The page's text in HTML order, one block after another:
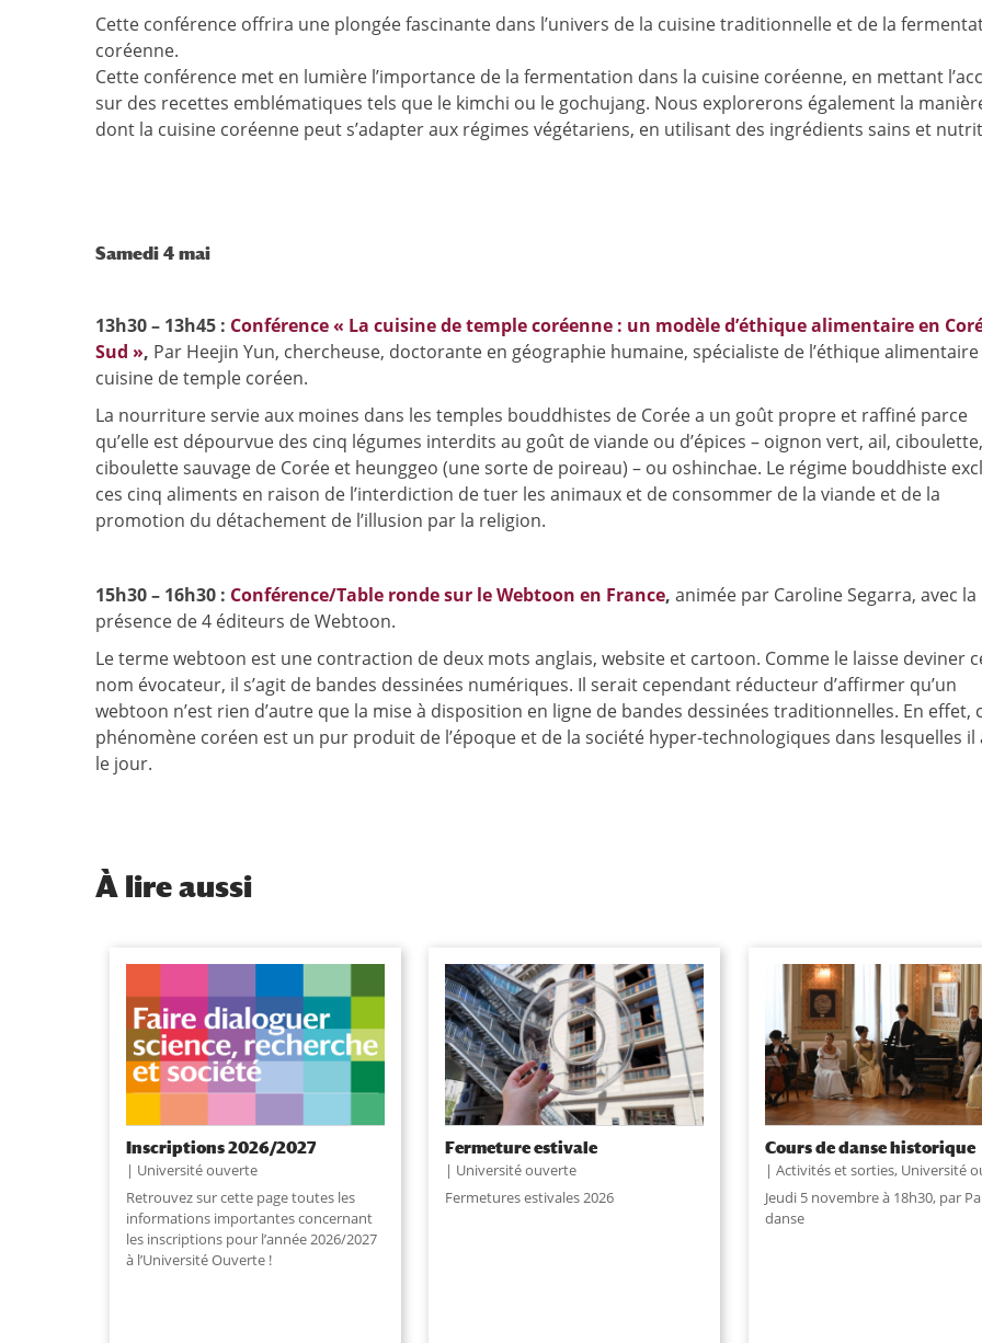
Cette conférence offrira une plongée fascinante dans l’univers de la cuisine traditionnelle et de la
coréenne.
Cette conférence met en lumière l’importance de la fermentation dans la cuisine coréenne, en mettant
sur des recettes emblématiques tels que le kimchi ou le gochujang. Nous explorerons également la
dont la cuisine coréenne peut s’adapter aux régimes végétariens, en utilisant des ingrédients sains et
Samedi 4 mai
13h30 – 13h45 : Conférence « La cuisine de temple coréenne : un modèle d’éthique alimentaire en
Sud », Par Heejin Yun, chercheuse, doctorante en géographie humaine, spécialiste de l’éthique alimentaire
cuisine de temple coréen.
La nourriture servie aux moines dans les temples bouddhistes de Corée a un goût propre et raffiné parce
qu’elle est dépourvue des cinq légumes interdits au goût de viande ou d’épices – oignon vert, ail, ciboulette,
ciboulette sauvage de Corée et heunggeo (une sorte de poireau) – ou oshinchae. Le régime bouddhiste
ces cinq aliments en raison de l’interdiction de tuer les animaux et de consommer de la viande et de la
promotion du détachement de l’illusion par la religion.
15h30 – 16h30 : Conférence/Table ronde sur le Webtoon en France, animée par Caroline Segarra, avec la
présence de 4 éditeurs de Webtoon.
Le terme webtoon est une contraction de deux mots anglais, website et cartoon. Comme le laisse deviner
nom évocateur, il s’agit de bandes dessinées numériques. Il serait cependant réducteur d’affirmer qu’un
webtoon n’est rien d’autre que la mise à disposition en ligne de bandes dessinées traditionnelles. En effet,
phénomène coréen est un pur produit de l’époque et de la société hyper-technologiques dans lesquelles il
le jour.
À lire aussi
Inscriptions 2026/2027
Université ouverte
Retrouvez sur cette page toutes les
informations importantes concernant
les inscriptions pour l’année 2026/2027
à l’Université Ouverte !
Fermeture estivale
Université ouverte
Fermetures estivales 2026
Cours de danse historique
Activités et sorties, Université
Jeudi 5 novembre à 18h30, par
danse